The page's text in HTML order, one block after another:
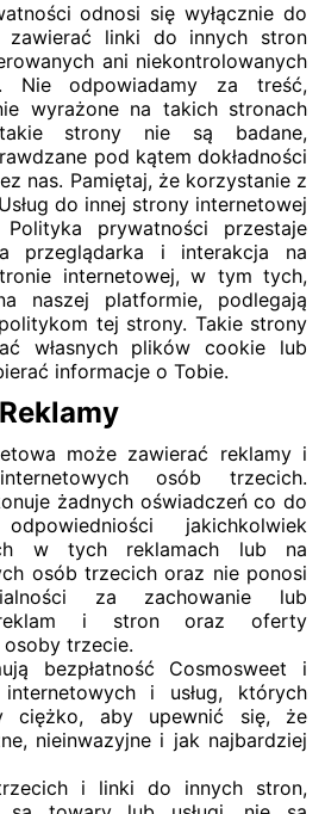
odnosi się wyłącznie do
zawierać linki do innych stron
ani niekontrolowanych
Nie odpowiadamy za treść,
wyrażone na takich stronach
strony nie są badane,
pod kątem dokładności
nas. Pamiętaj, że korzystanie z
do innej strony internetowej
prywatności przestaje
przeglądarka i interakcja na
internetowej, w tym tych,
naszej platformie, podlegają
tej strony. Takie strony
własnych plików cookie lub
informacje o Tobie.
Reklamy
może zawierać reklamy i
osób trzecich.
żadnych oświadczeń co do
jakichkolwiek
w tych reklamach lub na
osób trzecich oraz nie ponosi
za zachowanie lub
i stron oraz oferty
trzecie.
bezpłatność Cosmosweet i
i usług, których
ciężko, aby upewnić się, że
nieinwazyjne i jak najbardziej
i linki do innych stron,